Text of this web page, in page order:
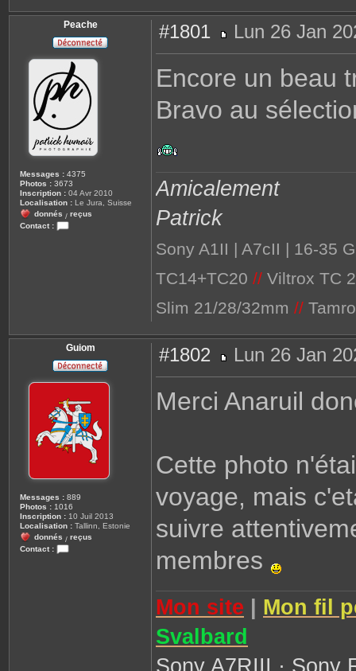
Peache
Messages : 4375
Photos : 3673
Inscription : 04 Avr 2010
Localisation : Le Jura, Suisse
donnés / reçus
Contact :
a
c
h
e
#1801
e
a
Lun 26 Jan
Encore un beau
Bravo au
Amicalement
Patrick
Sony A1II | A7cII | 16-35
TC14+TC20 // Viltrox TC
Slim 21/28/32mm //
Guiom
Messages : 889
Photos : 1016
Inscription : 10 Juil 2013
Localisation : Tallinn, Estonie
donnés / reçus
Contact :
#1802
e
s
a
Lun 26 Jan
Merci Anaruil
Cette photo
voyage, mais
suivre
membres
Mon site
Mon fil
Svalbard
Sony A7RIII · Sony